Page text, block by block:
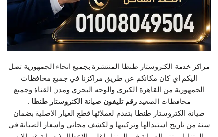
مراكز خدمة الكتروستار طنطا المنتشرة بجميع انحاء الجمهورية تصل
اليكم اي كان مكانكم عن طريق مراكزنا في جميع محافظات
الجمهورية من القاهرة الكبرى والوجه البحري ومدن القناة وجميع
محافظات الصعيد رقم تليفون صيانة الكتروستار طنطا .
صيانة الكتروستار طنطا بتقدم لعملائها قطع الغيار الاصلية بضمان
سنة من تاريخ استبدالها وتركيبها والكشف مجاني واسعار الصيانة في